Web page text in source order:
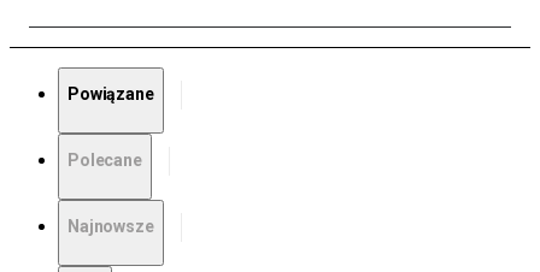
Powiązane
Polecane
Najnowsze